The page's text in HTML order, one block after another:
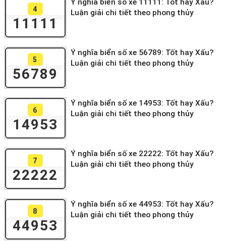
4
11111
Ý nghĩa biển số xe 11111: Tốt hay Xấu?
Luận giải chi tiết theo phong thủy
5
56789
Ý nghĩa biển số xe 56789: Tốt hay Xấu?
Luận giải chi tiết theo phong thủy
6
14953
Ý nghĩa biển số xe 14953: Tốt hay Xấu?
Luận giải chi tiết theo phong thủy
7
22222
Ý nghĩa biển số xe 22222: Tốt hay Xấu?
Luận giải chi tiết theo phong thủy
8
44953
Ý nghĩa biển số xe 44953: Tốt hay Xấu?
Luận giải chi tiết theo phong thủy